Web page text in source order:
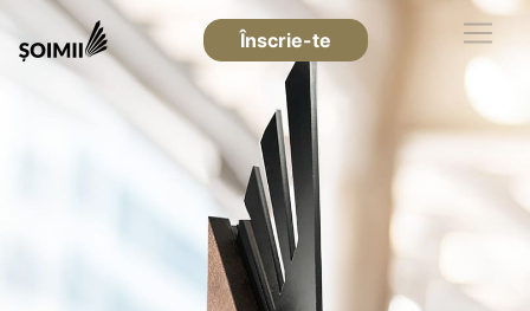
Înscrie-te